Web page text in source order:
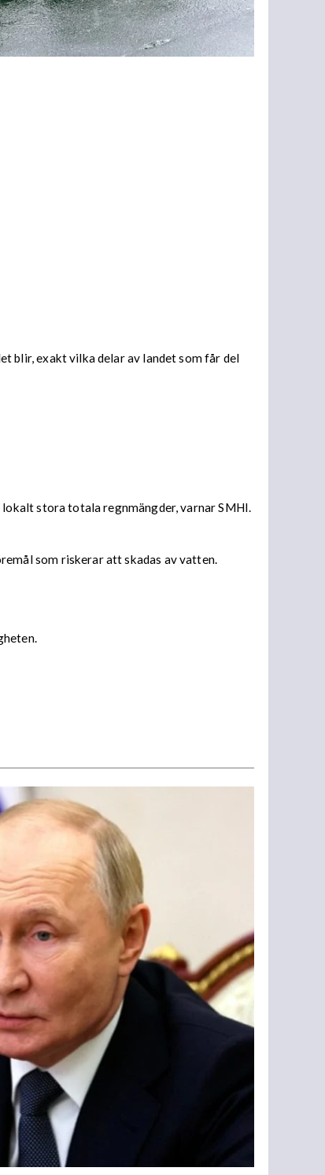
blir, exakt vilka delar av landet som får del
stora totala regnmängder, varnar SMHI.
som riskerar att skadas av vatten.